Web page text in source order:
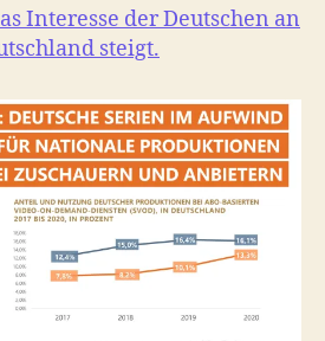
Interesse der Deutschen an
steigt.